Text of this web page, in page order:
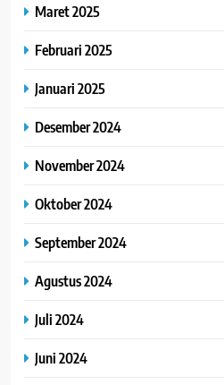
Maret 2025
Februari 2025
Januari 2025
Desember 2024
November 2024
Oktober 2024
September 2024
Agustus 2024
Juli 2024
Juni 2024